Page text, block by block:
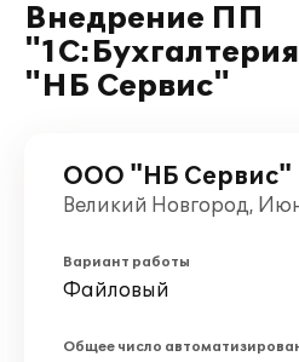
Внедрение ПП
"НБ Сервис"
ООО "НБ Сервис"
Великий Новгород,
Вариант работы
Файловый
Общее число